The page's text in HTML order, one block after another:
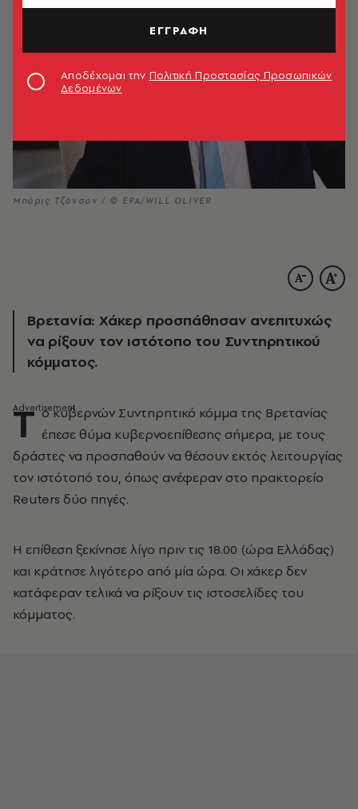
Μπόρις Τζόνσον / © EPA/WILL OLIVER
Βρετανία: Χάκερ προσπάθησαν ανεπιτυχώς
να ρίξουν τον ιστότοπο του Συντηρητικού
κόμματος.
Τ ο κυβερνών Συντηρητικό κόμμα της Βρετανίας
έπεσε θύμα κυβερνοεπίθεσης σήμερα, με τους
δράστες να προσπαθούν να θέσουν εκτός λειτουργίας
τον ιστότοπό του, όπως ανέφεραν στο πρακτορείο
Reuters δύο πηγές.
Η επίθεση ξεκίνησε λίγο πριν τις 18.00 (ώρα Ελλάδας)
και κράτησε λιγότερο από μία ώρα. Οι χάκερ δεν
κατάφεραν τελικά να ρίξουν τις ιστοσελίδες του
κόμματος.
ΕΓΓΡΑΦΗ
Αποδέχομαι την Πολιτική Προστασίας Προσωπικών
Δεδομένων